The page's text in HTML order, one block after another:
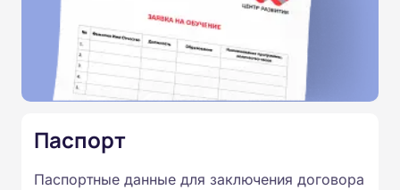
Паспорт
Паспортные данные для заключения договора